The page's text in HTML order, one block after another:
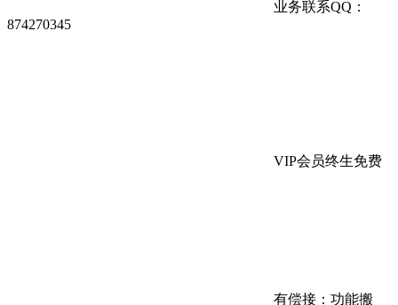
业务联系QQ：
874270345
VIP会员终生免费
有偿接：功能搬